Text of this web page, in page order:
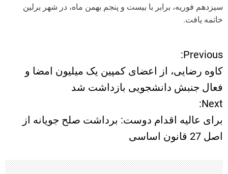
سیزدهم فوریه، برابر با بیست و پنجم بهمن ماه، در شهر برلین
خاتمه یافت.
ر
ا
ه
ب
ر
Previous:
کاوه رضایی، از اعضای کمپین یک میلیون امضا و
فعال جنبش دانشجویی بازداشت شد
Next:
برای عالیه اقدام دوست: برداشت صلح جویانه از
اصل 27 قانون اساسی